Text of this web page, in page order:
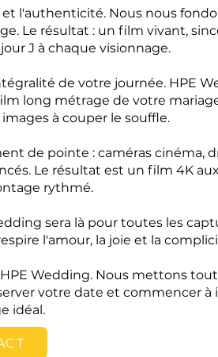
l'authenticité. Nous nous
Le résultat : un film vivant,
J à chaque visionnage.
de votre journée. HPE
long métrage de votre
à couper le souffle.
de pointe : caméras cinéma,
Le résultat est un film 4K
rythmé.
sera là pour toutes les
l'amour, la joie et la
Wedding. Nous mettons
votre date et commencer
idéal.